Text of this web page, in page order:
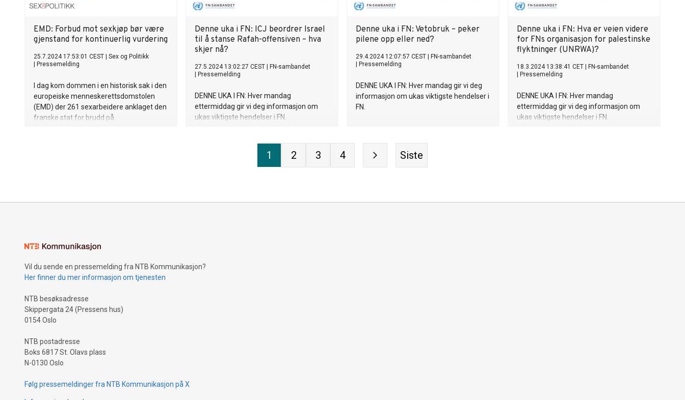
EMD: Forbud mot sexkjøp bør være
gjenstand for kontinuerlig vurdering
25.7.2024 17:53:01 CEST
Sex og Politikk
Pressemelding
I dag kom dommen i en historisk sak i den
europeiske menneskerettsdomstolen
(EMD) der 261 sexarbeidere anklaget den
franske stat for brudd på
Denne uka i FN: ICJ beordrer Israel
til å stanse Rafah-offensiven – hva
skjer nå?
27.5.2024 13:02:27 CEST
FN-sambandet
Pressemelding
DENNE UKA I FN: Hver mandag
ettermiddag gir vi deg informasjon om
ukas viktigste hendelser i FN.
Denne uka i FN: Vetobruk – peker
pilene opp eller ned?
29.4.2024 12:07:57 CEST
FN-sambandet
Pressemelding
DENNE UKA I FN: Hver mandag gir vi deg
informasjon om ukas viktigste hendelser i
FN.
Denne uka i FN: Hva er veien videre
for FNs organisasjon for palestinske
flyktninger (UNRWA)?
18.3.2024 13:38:41 CET
FN-sambandet
Pressemelding
DENNE UKA I FN: Hver mandag
ettermiddag gir vi deg informasjon om
ukas viktigste hendelser i FN.
1 2 3 4 Siste
Vil du sende en pressemelding fra NTB Kommunikasjon?
Her finner du mer informasjon om tjenesten
NTB besøksadresse
Skippergata 24 (Pressens hus)
0154 Oslo
NTB postadresse
Boks 6817 St. Olavs plass
N-0130 Oslo
Følg pressemeldinger fra NTB Kommunikasjon på X